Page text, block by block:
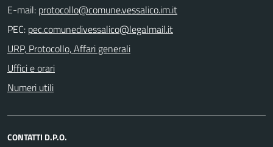
E-mail:
PEC:
URP, Protocollo, Affari generali
Uffici e orari
Numeri utili
CONTATTI D.P.O.